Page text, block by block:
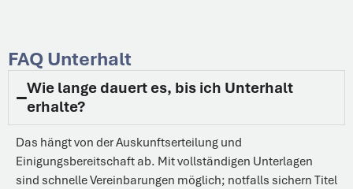
FAQ Unterhalt
Wie lange dauert es, bis ich Unterhalt
erhalte?
Das hängt von der Auskunftserteilung und
Einigungsbereitschaft ab. Mit vollständigen Unterlagen
sind schnelle Vereinbarungen möglich; notfalls sichern Titel